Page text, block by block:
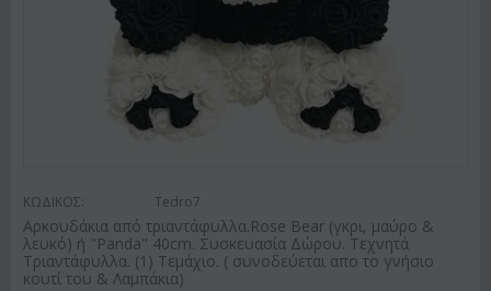
ΚΩΔΙΚΟΣ: Tedro7
Αρκουδάκια από τριαντάφυλλα.Rose Bear (γκρι, μαύρο &
λευκό) ή "Panda" 40cm. Συσκευασία Δώρου. Τεχνητά
Τριαντάφυλλα. (1) Τεμάχιο. ( συνοδεύεται απο το γνήσιο
κουτί του & Λαμπάκια)